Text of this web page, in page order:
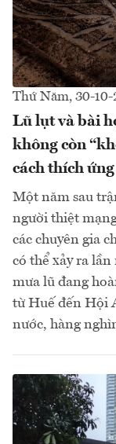
Thứ Năm, 30-10-
Lũ lụt và bài
không còn
cách thích ứng
Một năm sau
người thiệt
các chuyên gia
có thể xảy ra lần
mưa lũ đang
từ Huế đến Hội
nước, hàng